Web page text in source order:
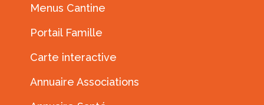
Menus Cantine
Portail Famille
Carte interactive
Annuaire Associations